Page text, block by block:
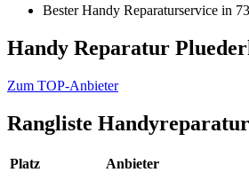
Bester Handy Reparaturservice in
Handy Reparatur
Zum TOP-Anbieter
Rangliste
Platz Anbieter